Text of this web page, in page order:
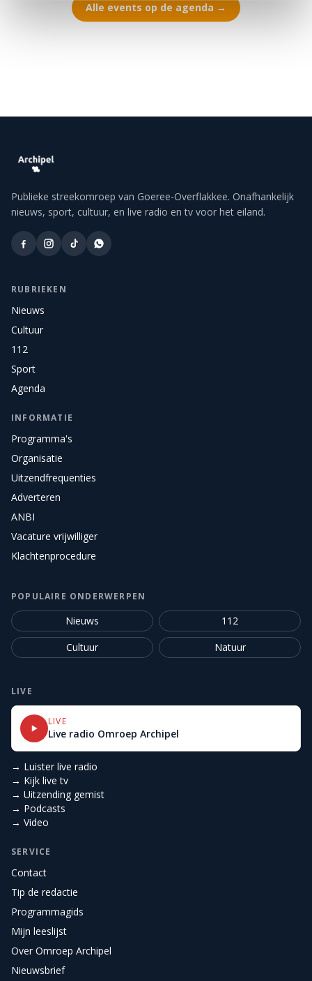
Alle events op de agenda →
Publieke streekomroep van Goeree-Overflakkee. Onafhankelijk
nieuws, sport, cultuur, en live radio en tv voor het eiland.
RUBRIEKEN
Nieuws
Cultuur
112
Sport
Agenda
INFORMATIE
Programma's
Organisatie
Uitzendfrequenties
Adverteren
ANBI
Vacature vrijwilliger
Klachtenprocedure
POPULAIRE ONDERWERPEN
Nieuws
112
Cultuur
Natuur
LIVE
LIVE
Live radio Omroep Archipel
→ Luister live radio
→ Kijk live tv
→ Uitzending gemist
→ Podcasts
→ Video
SERVICE
Contact
Tip de redactie
Programmagids
Mijn leeslijst
Over Omroep Archipel
Nieuwsbrief